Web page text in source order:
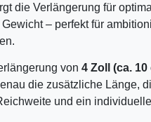
die Verlängerung für
– perfekt für
von 4 Zoll (ca. 10
die zusätzliche Länge,
und ein